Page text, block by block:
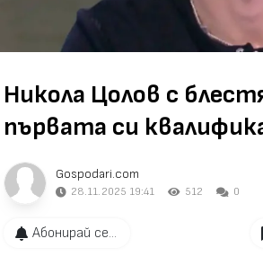
Никола Цолов с
първата си
Gospodari.com
28.11.2025 19:41 512 0
Абонирай се...